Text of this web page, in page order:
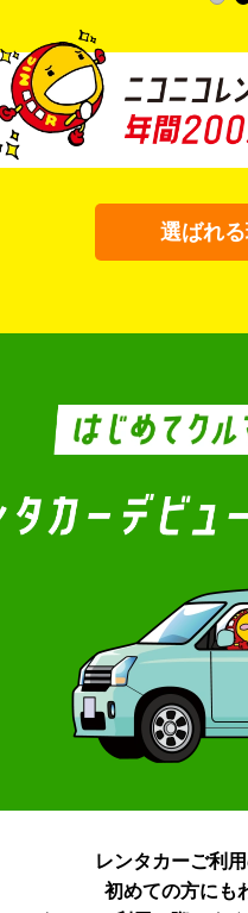
選ばれ
レンタカーご利
初めての方にも